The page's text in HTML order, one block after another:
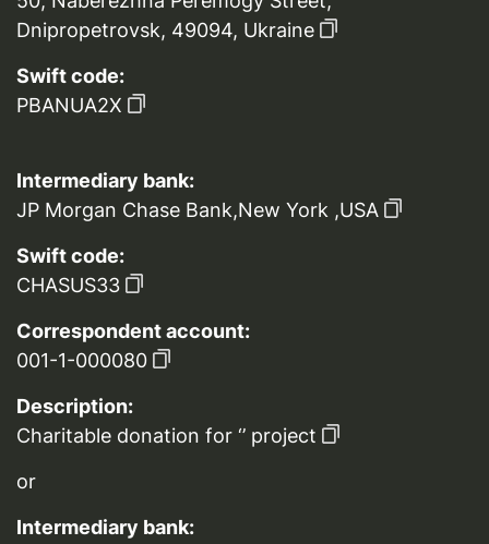
Dnipropetrovsk, 49094, Ukraine
Swift code:
PBANUA2X
Intermediary bank:
JP Morgan Chase Bank,New York ,USA
Swift code:
CHASUS33
Correspondent account:
001-1-000080
Description:
Charitable donation for ‘’ project
or
Intermediary bank: